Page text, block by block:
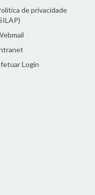
de privacidade
Login